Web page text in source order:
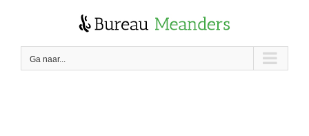
Ga naar...